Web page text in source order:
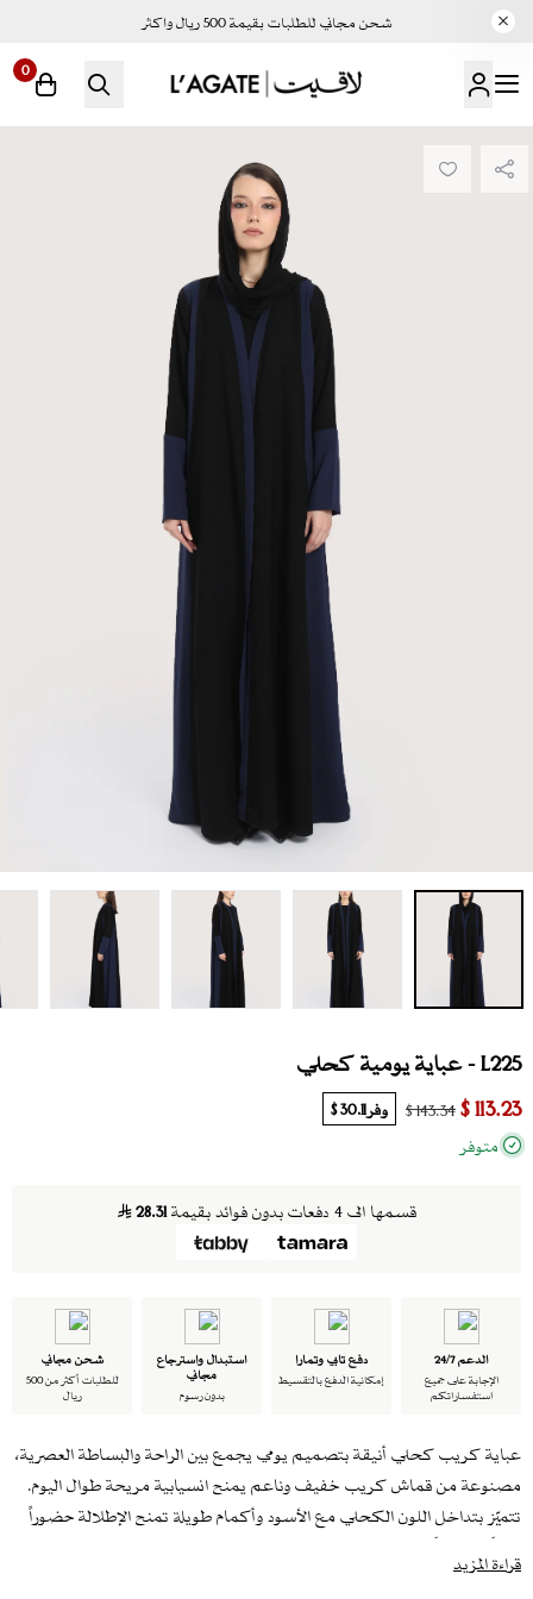
شحن مجاني للطلبات بقيمة 500 ريال واكثر
لاقيت | LAGATE
0
L225 - عباية يومية كحلي
113.23 $
143.34 $ وفر30.11 $
متوفر
قسمها الى 4 دفعات بدون فوائد بقيمة 28.31
الدعم 24/7
الإجابة على جميع
استفساراتكم
دفع تابي وتمارا
إمكانية الدفع بالتقسيط
استبدال واسترجاع
مجاني
بدون رسوم
شحن مجاني
للطلبات أكثر من 500
ريال
عباية كريب كحلي أنيقة بتصميم يومي يجمع بين الراحة والبساطة العصرية،
مصنوعة من قماش كريب خفيف وناعم يمنح انسيابية مريحة طوال اليوم.
تتميّز بتداخل اللون الكحلي مع الأسود وأكمام طويلة تمنح الإطلالة حضوراً
هادئاً ومناسباً للعمل واللقاءات اليومية.
تأتي العباية مع طرحة سوداء مرفقة لإطلالة متناسقة وسهلة التنسيق.
قراءة المزيد